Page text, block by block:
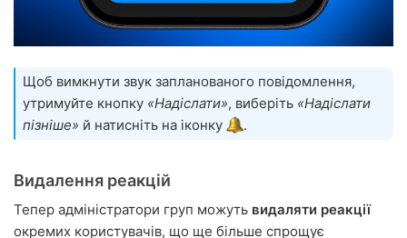
Щоб вимкнути звук запланованого повідомлення,
утримуйте кнопку «Надіслати», виберіть «Надіслати
пізніше» й натисніть на іконку .
Видалення реакцій
Тепер адміністратори груп можуть видаляти реакції
окремих користувачів, що ще більше спрощує